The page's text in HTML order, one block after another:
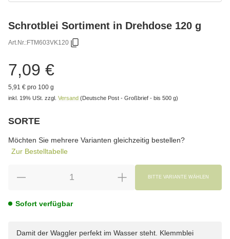
Schrotblei Sortiment in Drehdose 120 g
Art.Nr.:FTM603VK120
7,09 €
5,91 € pro 100 g
inkl. 19% USt. zzgl. Versand (Deutsche Post - Großbrief - bis 500 g)
SORTE
Möchten Sie mehrere Varianten gleichzeitig bestellen?
Zur Bestelltabelle
BITTE VARIANTE WÄHLEN
Sofort verfügbar
Damit der Waggler perfekt im Wasser steht. Klemmblei